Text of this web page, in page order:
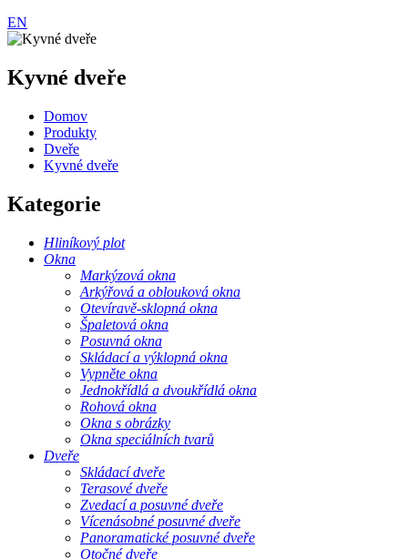
EN
Kyvné dveře
Domov
Produkty
Dveře
Kyvné dveře
Kategorie
Hliníkový plot
Okna
Markýzová okna
Arkýřová a oblouková okna
Otevíravě-sklopná okna
Špaletová okna
Posuvná okna
Skládací a výklopná okna
Vypněte okna
Jednokřídlá a dvoukřídlá okna
Rohová okna
Okna s obrázky
Okna speciálních tvarů
Dveře
Skládací dveře
Terasové dveře
Zvedací a posuvné dveře
Vícenásobné posuvné dveře
Panoramatické posuvné dveře
Otočné dveře